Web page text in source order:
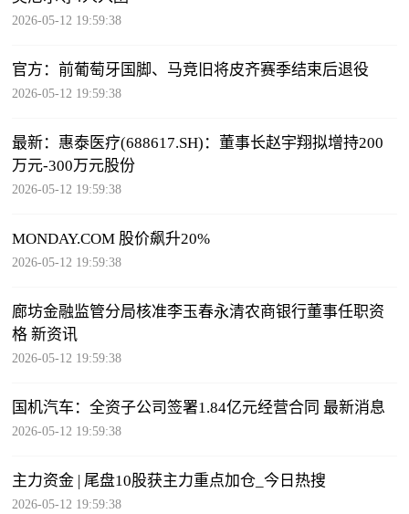
2026-05-12 19:59:38
官方：前葡萄牙国脚、马竞旧将皮齐赛季结束后退役
2026-05-12 19:59:38
最新：惠泰医疗(688617.SH)：董事长赵宇翔拟增持200
万元-300万元股份
2026-05-12 19:59:38
MONDAY.COM 股价飙升20%
2026-05-12 19:59:38
廊坊金融监管分局核准李玉春永清农商银行董事任职资
格 新资讯
2026-05-12 19:59:38
国机汽车：全资子公司签署1.84亿元经营合同 最新消息
2026-05-12 19:59:38
主力资金 | 尾盘10股获主力重点加仓_今日热搜
2026-05-12 19:59:38